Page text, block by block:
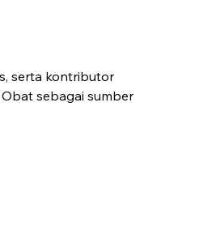
serta kontributor
sebagai sumber